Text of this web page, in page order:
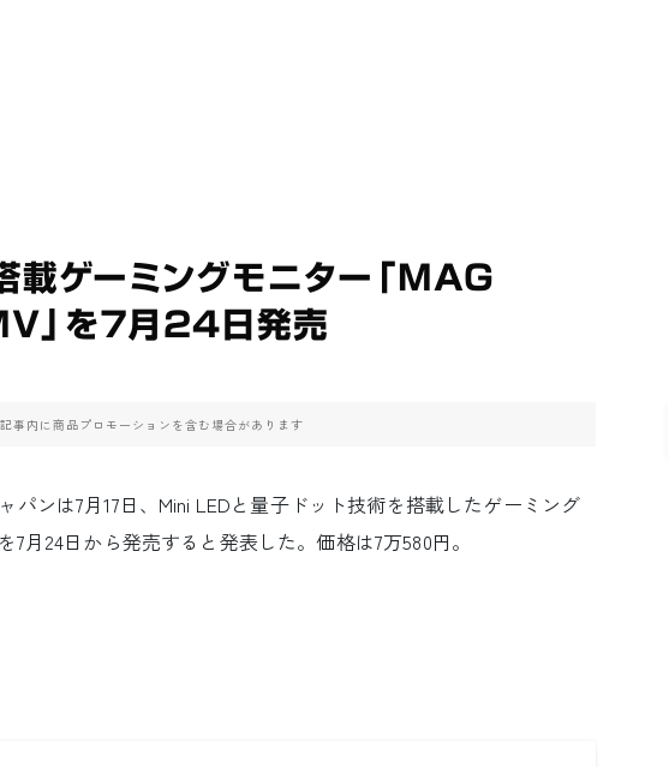
ゲーミングモニター「MAG
を7月24日発売
記事内に商品プロモーションを含む場合があります
ンは7月17日、Mini LEDと量子ドット技術を搭載したゲーミング
7月24日から発売すると発表した。価格は7万580円。